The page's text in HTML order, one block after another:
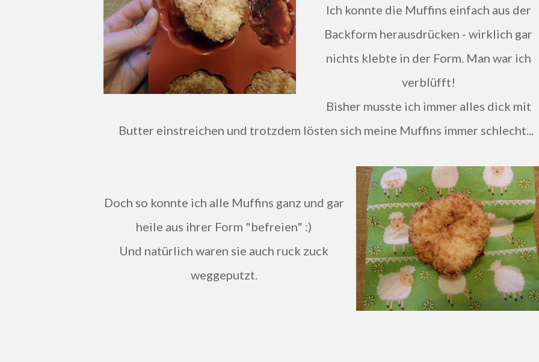
Ich konnte die Muffins einfach aus der
Backform herausdrücken - wirklich gar
nichts klebte in der Form. Man war ich
verblüfft!
Bisher musste ich immer alles dick mit
Butter einstreichen und trotzdem lösten sich meine Muffins immer schlecht...
Doch so konnte ich alle Muffins ganz und gar
heile aus ihrer Form "befreien" :)
Und natürlich waren sie auch ruck zuck
weggeputzt.